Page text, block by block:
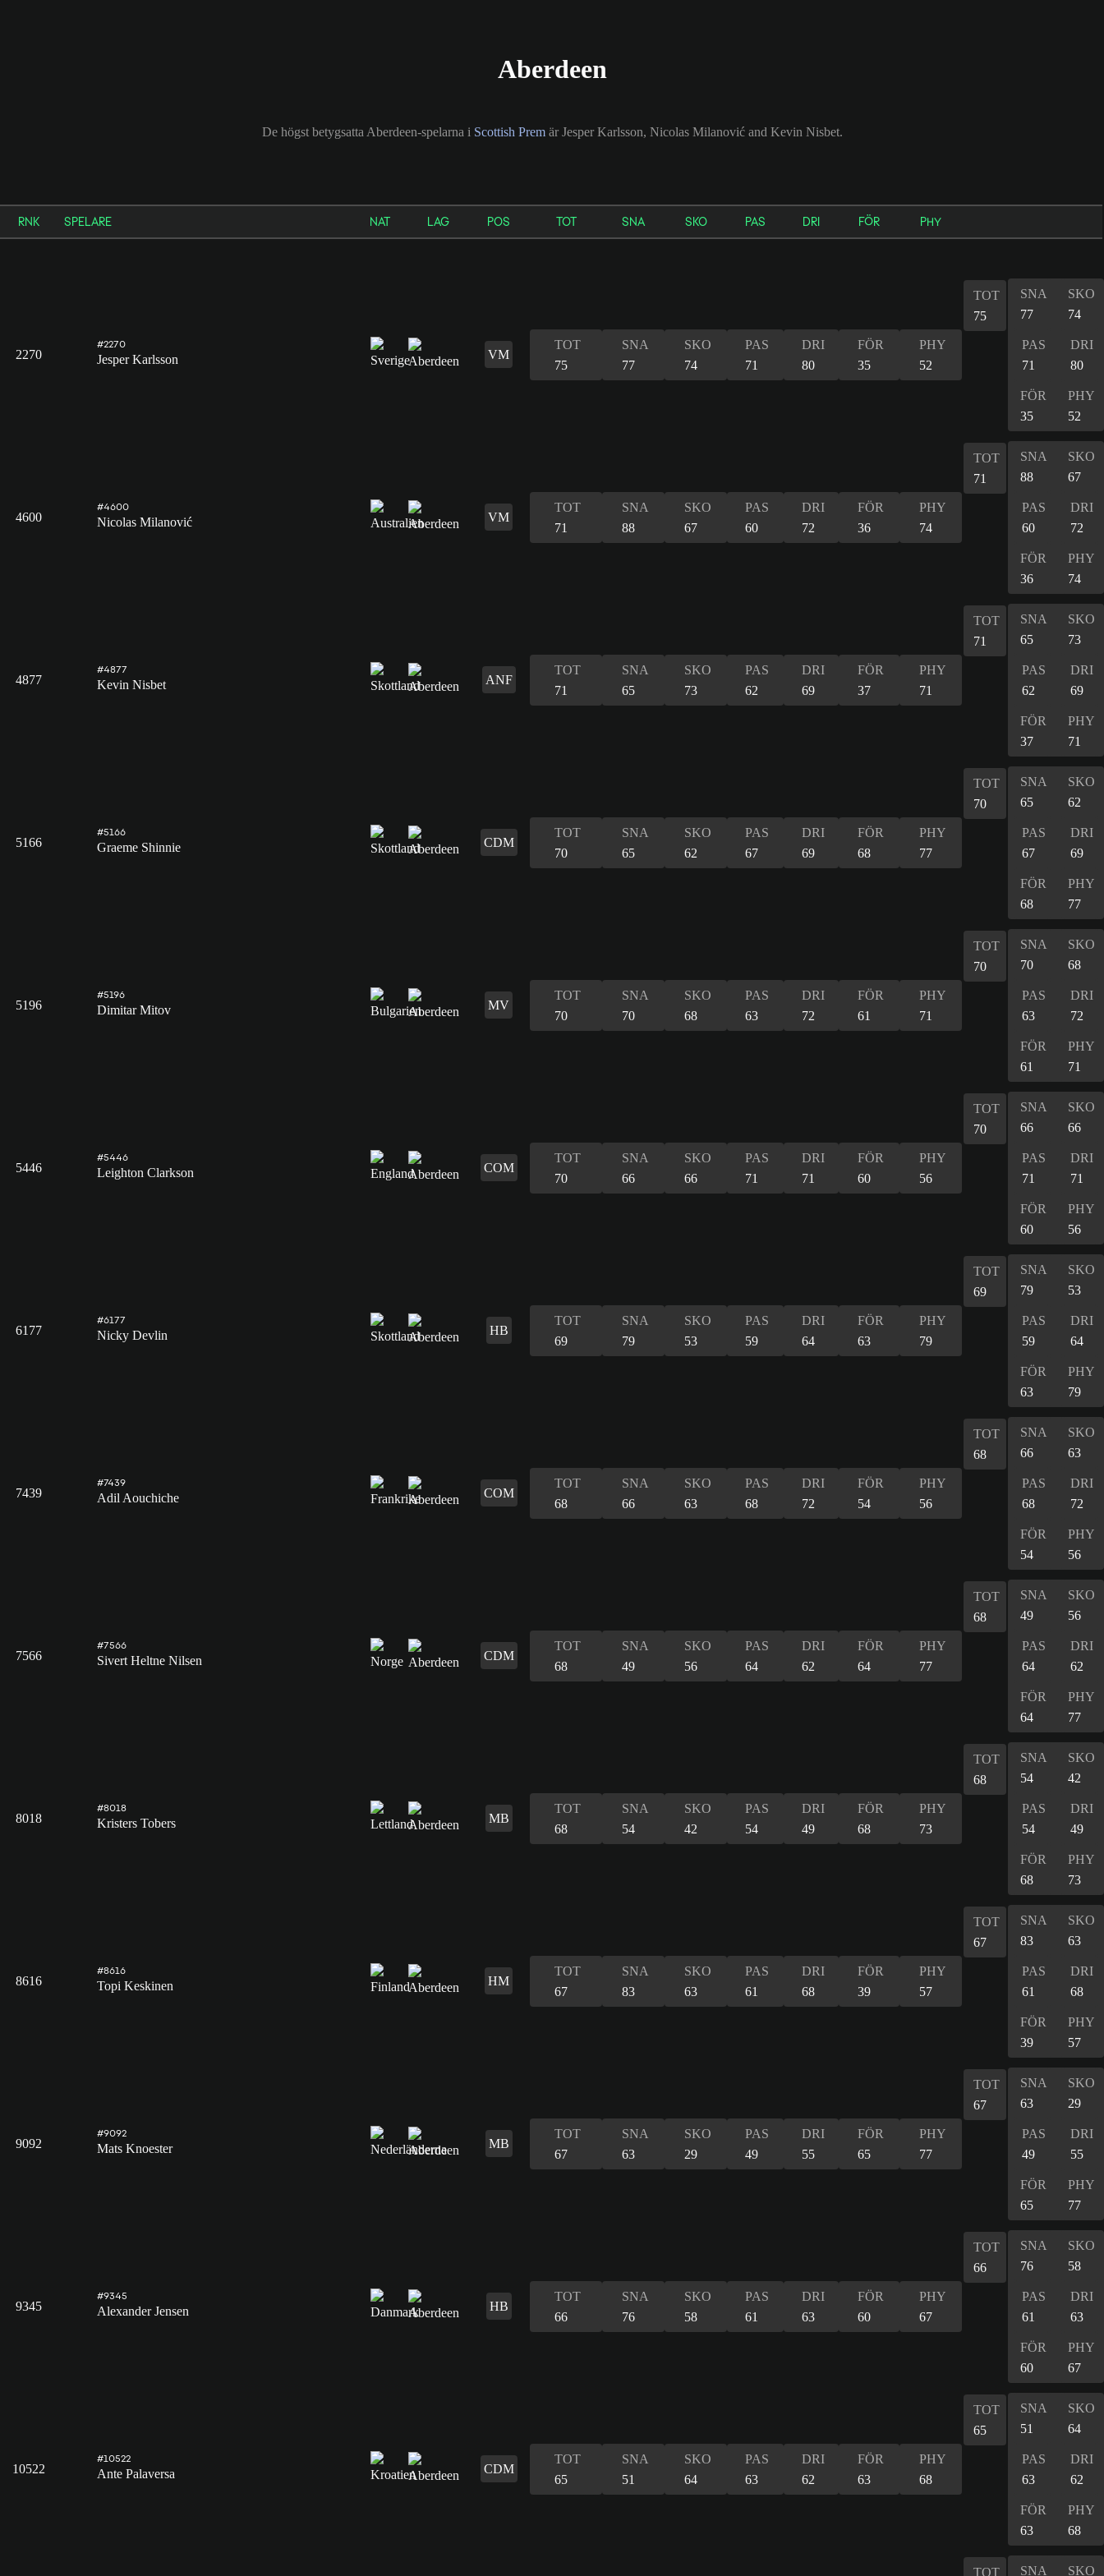
Aberdeen
De högst betygsatta Aberdeen-spelarna i Scottish Premär Jesper Karlsson, Nicolas Milanović and Kevin Nisbet.
RNK SPELARE NAT LAG POS TOT SNA SKO PAS DRI FÖR PHY
2270
#2270
Jesper Karlsson VM
TOT
75
SNA
77
SKO
74
PAS
71
DRI
80
FÖR
35
PHY
52
TOT
75
SNA
77
SKO
74
PAS
71
DRI
80
FÖR
35
PHY
52
4600
#4600
Nicolas Milanović VM
TOT
71
SNA
88
SKO
67
PAS
60
DRI
72
FÖR
36
PHY
74
TOT
71
SNA
88
SKO
67
PAS
60
DRI
72
FÖR
36
PHY
74
4877
#4877
Kevin Nisbet ANF
TOT
71
SNA
65
SKO
73
PAS
62
DRI
69
FÖR
37
PHY
71
TOT
71
SNA
65
SKO
73
PAS
62
DRI
69
FÖR
37
PHY
71
5166
#5166
Graeme Shinnie CDM
TOT
70
SNA
65
SKO
62
PAS
67
DRI
69
FÖR
68
PHY
77
TOT
70
SNA
65
SKO
62
PAS
67
DRI
69
FÖR
68
PHY
77
5196
#5196
Dimitar Mitov MV
TOT
70
SNA
70
SKO
68
PAS
63
DRI
72
FÖR
61
PHY
71
TOT
70
SNA
70
SKO
68
PAS
63
DRI
72
FÖR
61
PHY
71
5446
#5446
Leighton Clarkson COM
TOT
70
SNA
66
SKO
66
PAS
71
DRI
71
FÖR
60
PHY
56
TOT
70
SNA
66
SKO
66
PAS
71
DRI
71
FÖR
60
PHY
56
6177
#6177
Nicky Devlin HB
TOT
69
SNA
79
SKO
53
PAS
59
DRI
64
FÖR
63
PHY
79
TOT
69
SNA
79
SKO
53
PAS
59
DRI
64
FÖR
63
PHY
79
7439
#7439
Adil Aouchiche COM
TOT
68
SNA
66
SKO
63
PAS
68
DRI
72
FÖR
54
PHY
56
TOT
68
SNA
66
SKO
63
PAS
68
DRI
72
FÖR
54
PHY
56
7566
#7566
Sivert Heltne Nilsen CDM
TOT
68
SNA
49
SKO
56
PAS
64
DRI
62
FÖR
64
PHY
77
TOT
68
SNA
49
SKO
56
PAS
64
DRI
62
FÖR
64
PHY
77
8018
#8018
Kristers Tobers MB
TOT
68
SNA
54
SKO
42
PAS
54
DRI
49
FÖR
68
PHY
73
TOT
68
SNA
54
SKO
42
PAS
54
DRI
49
FÖR
68
PHY
73
8616
#8616
Topi Keskinen HM
TOT
67
SNA
83
SKO
63
PAS
61
DRI
68
FÖR
39
PHY
57
TOT
67
SNA
83
SKO
63
PAS
61
DRI
68
FÖR
39
PHY
57
9092
#9092
Mats Knoester MB
TOT
67
SNA
63
SKO
29
PAS
49
DRI
55
FÖR
65
PHY
77
TOT
67
SNA
63
SKO
29
PAS
49
DRI
55
FÖR
65
PHY
77
9345
#9345
Alexander Jensen HB
TOT
66
SNA
76
SKO
58
PAS
61
DRI
63
FÖR
60
PHY
67
TOT
66
SNA
76
SKO
58
PAS
61
DRI
63
FÖR
60
PHY
67
10522
#10522
Ante Palaversa CDM
TOT
65
SNA
51
SKO
64
PAS
63
DRI
62
FÖR
63
PHY
68
TOT
65
SNA
51
SKO
64
PAS
63
DRI
62
FÖR
63
PHY
68
TOT SNA SKO